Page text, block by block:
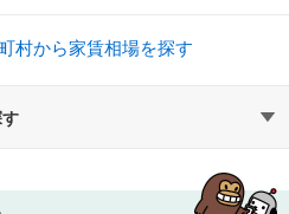
村から家賃相場を探す